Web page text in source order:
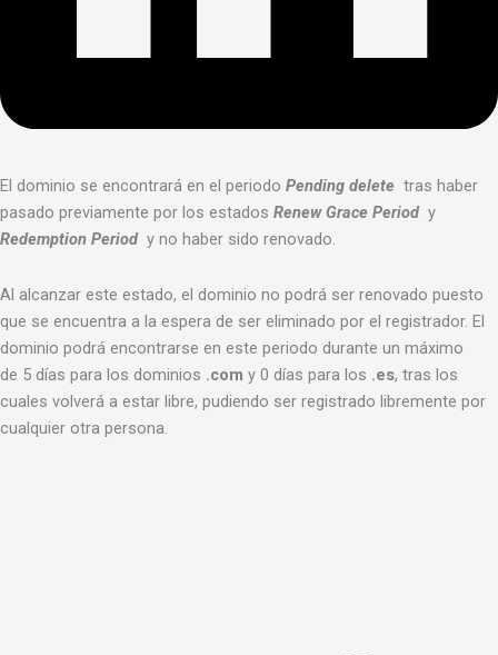
El dominio se encontrará en el periodo Pending delete tras haber
pasado previamente por los estados Renew Grace Periody
Redemption Period y no haber sido renovado.
Al alcanzar este estado, el dominio no podrá ser renovado puesto
que se encuentra a la espera de ser eliminado por el registrador. El
dominio podrá encontrarse en este periodo durante un máximo
de 5 días para los dominios .com y 0 días para los .es, tras los
cuales volverá a estar libre, pudiendo ser registrado libremente por
cualquier otra persona.